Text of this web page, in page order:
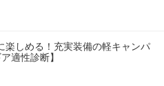
楽しめる！充実装備の軽キャンパ
適性診断】